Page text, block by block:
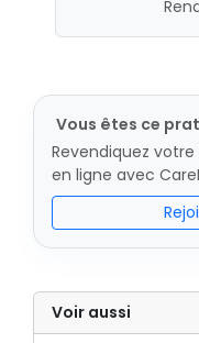
Vous êtes ce
Revendiquez
en ligne avec
Voir aussi